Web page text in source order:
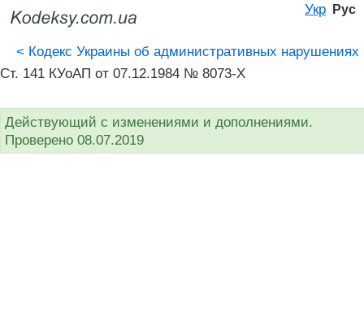
Укр Рус
< Кодекс Украины об административных нарушениях
Ст. 141 КУоАП от 07.12.1984 № 8073-X
Действующий с изменениями и дополнениями.
Проверено 08.07.2019